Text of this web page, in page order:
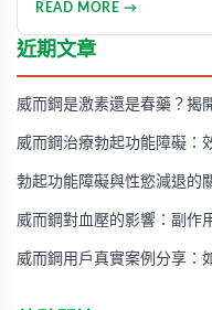
合適當的營養補充，一個
READ MORE →
近期文章
威而鋼是激素還是春藥？揭
威而鋼治療勃起功能障礙：
勃起功能障礙與性慾減退的
威而鋼對血壓的影響：副作
威而鋼用戶真實案例分享：